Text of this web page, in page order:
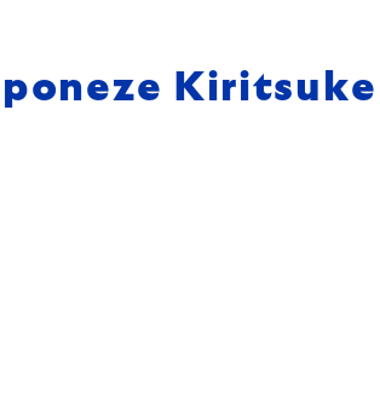
Kiritsuke